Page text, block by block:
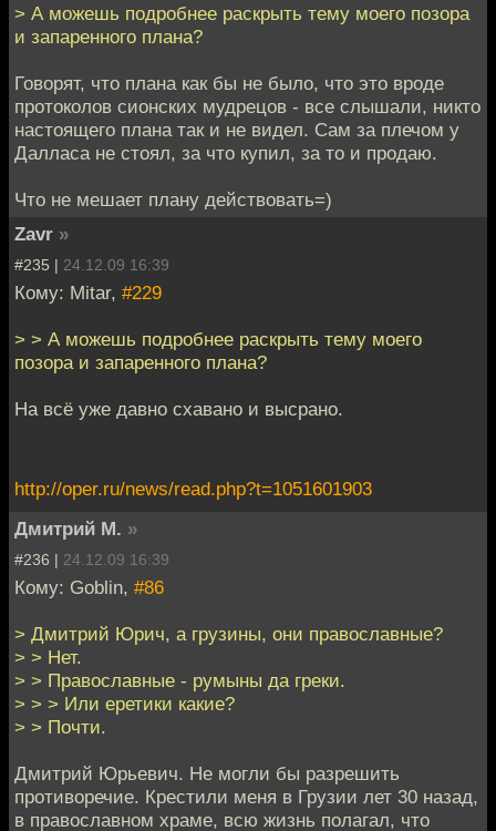
> А можешь подробнее раскрыть тему моего позора
и запаренного плана?
Говорят, что плана как бы не было, что это вроде
протоколов сионских мудрецов - все слышали, никто
настоящего плана так и не видел. Сам за плечом у
Далласа не стоял, за что купил, за то и продаю.
Что не мешает плану действовать=)
Zavr »
#235 | 24.12.09 16:39
Кому: Mitar, #229
> > А можешь подробнее раскрыть тему моего
позора и запаренного плана?
На всё уже давно схавано и высрано.
http://oper.ru/news/read.php?t=1051601903
Дмитрий М. »
#236 | 24.12.09 16:39
Кому: Goblin, #86
> Дмитрий Юрич, а грузины, они православные?
> > Нет.
> > Православные - румыны да греки.
> > > Или еретики какие?
> > Почти.
Дмитрий Юрьевич. Не могли бы разрешить
противоречие. Крестили меня в Грузии лет 30 назад,
в православном храме, всю жизнь полагал, что